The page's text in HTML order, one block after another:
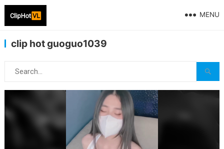
MENU
clip hot guoguo1039